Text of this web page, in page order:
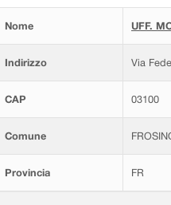
Nome UFF.
Indirizzo Via
CAP 03100
Comune
Provincia FR